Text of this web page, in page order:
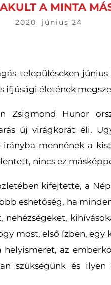
A MINTA
2020. június 24
településeken
életének
Zsigmond Hunor
új virágkorát éli.
mennének a
nincs ez
kifejtette, a
eshetőség, ha
most, első ízben, egy
az
szükségünk és